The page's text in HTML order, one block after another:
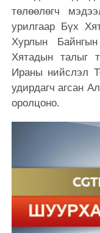
төлөөлөгч
урилгаар Бүх
Хурлын
Хятадын талыг
Ираны нийслэл
удирдагч агсан
оролцоно.